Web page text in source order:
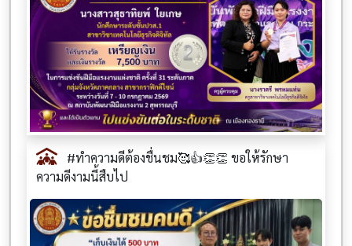
#ทำความดีต้องชื่นชม🥰👍👏👏 ขอให้รักษา
ความดีงามนี้สืบไป